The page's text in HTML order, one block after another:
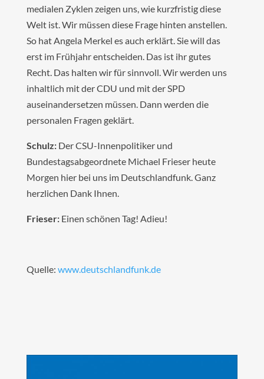
medialen Zyklen zeigen uns, wie kurzfristig diese
Welt ist. Wir müssen diese Frage hinten anstellen.
So hat Angela Merkel es auch erklärt. Sie will das
erst im Frühjahr entscheiden. Das ist ihr gutes
Recht. Das halten wir für sinnvoll. Wir werden uns
inhaltlich mit der CDU und mit der SPD
auseinandersetzen müssen. Dann werden die
personalen Fragen geklärt.
Schulz:Der CSU-Innenpolitiker und
Bundestagsabgeordnete Michael Frieser heute
Morgen hier bei uns im Deutschlandfunk. Ganz
herzlichen Dank Ihnen.
Frieser:Einen schönen Tag! Adieu!
Quelle: www.deutschlandfunk.de